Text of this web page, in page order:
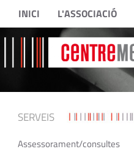
INICI L'ASSOCIACIÓ
SERVEIS
Assessorament/consultes